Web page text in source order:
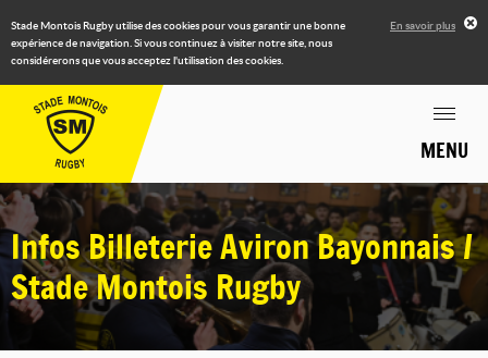
Stade Montois Rugby utilise des cookies pour vous garantir une bonne
expérience de navigation. Si vous continuez à visiter notre site, nous
considérerons que vous acceptez l'utilisation des cookies.
En savoir plus
MENU
Infos Billeterie Aviron Bayonnais /
Stade Montois Rugby